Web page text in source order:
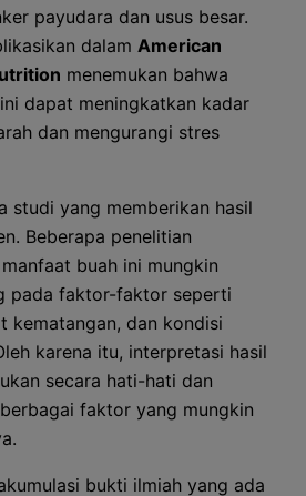
payudara dan usus besar.
dalam American
menemukan bahwa
dapat meningkatkan kadar
dan mengurangi stres
studi yang memberikan hasil
Beberapa penelitian
buah ini mungkin
pada faktor-faktor seperti
kematangan, dan kondisi
karena itu, interpretasi hasil
secara hati-hati dan
faktor yang mungkin
bukti ilmiah yang ada